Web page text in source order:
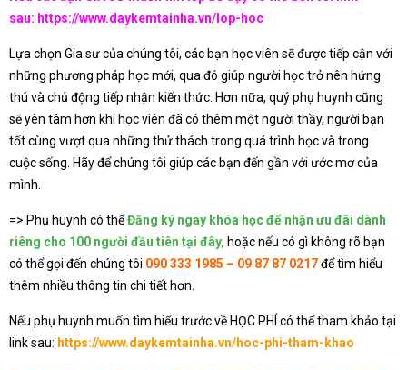
sau: https://www.daykemtainha.vn/lop-hoc
Lựa chọn Gia sư của chúng tôi, các bạn học viên sẽ được tiếp cận với
những phương pháp học mới, qua đó giúp người học trở nên hứng
thú và chủ động tiếp nhận kiến thức. Hơn nữa, quý phụ huynh cũng
sẽ yên tâm hơn khi học viên đã có thêm một người thầy, người bạn
tốt cùng vượt qua những thử thách trong quá trình học và trong
cuộc sống. Hãy để chúng tôi giúp các bạn đến gần với ước mơ của
mình.
=> Phụ huynh có thểĐăng ký ngay khóa học để nhận ưu đãi dành
riêng cho 100 người đầu tiên tại đây, hoặc nếu có gì không rõ bạn
có thể gọi đến chúng tôi 090 333 1985 – 09 87 87 0217để tìm hiểu
thêm nhiều thông tin chi tiết hơn.
Nếu phụ huynh muốn tìm hiểu trước về HỌC PHÍ có thể tham khảo tại
link sau: https://www.daykemtainha.vn/hoc-phi-tham-khao